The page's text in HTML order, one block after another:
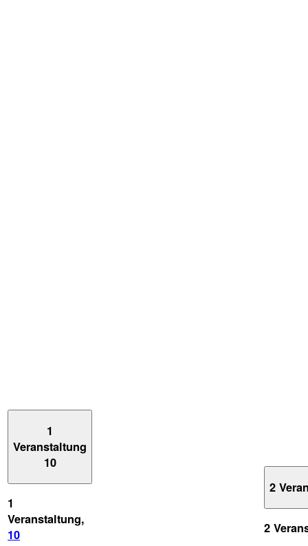
1
Veranstaltung
10
1
Veranstaltung,
10
2
2